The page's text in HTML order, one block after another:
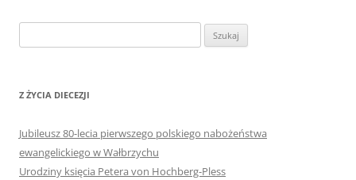
Z ŻYCIA DIECEZJI
Jubileusz 80-lecia pierwszego polskiego nabożeństwa
ewangelickiego w Wałbrzychu
Urodziny księcia Petera von Hochberg-Pless